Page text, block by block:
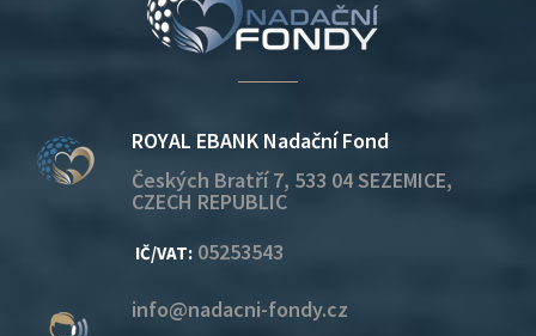
ROYAL EBANK Nadační Fond
Českých Bratří 7, 533 04 SEZEMICE,
CZECH REPUBLIC
IČ/VAT: 05253543
info@nadacni-fondy.cz